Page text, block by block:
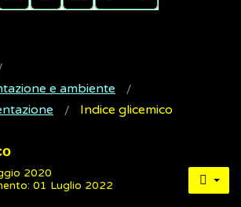
e ambiente
Indice glicemico
2020
01 Luglio 2022